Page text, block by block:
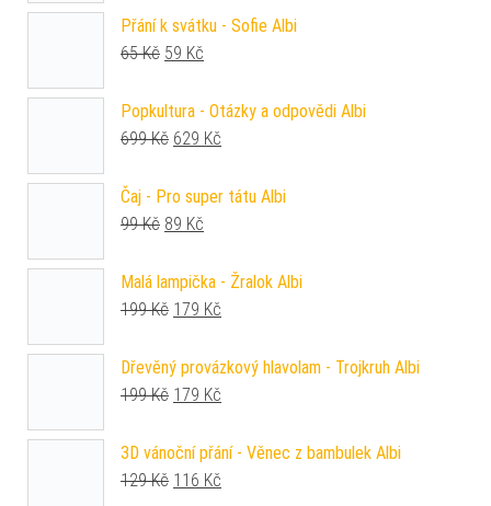
Přání k svátku - Sofie Albi
65Kč Původní cena byla: 65 Kč.
59 Kč
Popkultura - Otázky a odpovědi Albi
699Kč Původní cena byla: 699 Kč.
629 Kč
Čaj - Pro super tátu Albi
99Kč Původní cena byla: 99 Kč.
89 Kč
Malá lampička - Žralok Albi
199Kč Původní cena byla: 199 Kč.
179 Kč
Dřevěný provázkový hlavolam - Trojkruh Albi
199Kč Původní cena byla: 199 Kč.
179 Kč
3D vánoční přání - Věnec z bambulek Albi
129Kč Původní cena byla: 129 Kč.
116 Kč